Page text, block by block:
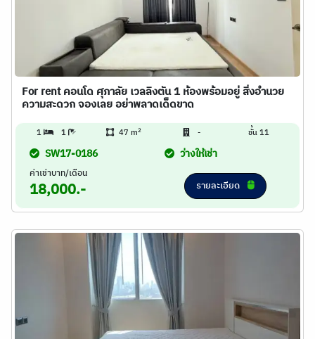
For rent คอนโด ศุภาลัย เวลลิงตัน 1 ห้องพร้อมอยู่ สิ่งอำนวย
ความสะดวก จองเลย อย่าพลาดเด็ดขาด
1 1 47 m2 - ชั้น 11
SW17-0186 ว่างให้เช่า
ค่าเช่าบาท/เดือน
18,000.- รายละเอียด